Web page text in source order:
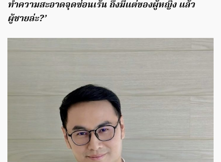
ทำความสะอาดจุดซ่อนเร้น ถึงมีแต่ของผู้หญิง แล้ว
ผู้ชายล่ะ?’